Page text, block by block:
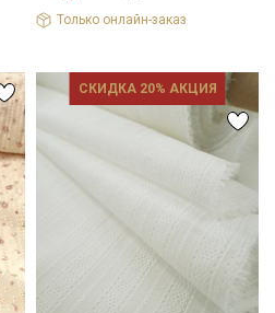
Только онлайн-заказ
СКИДКА 20% АКЦИЯ